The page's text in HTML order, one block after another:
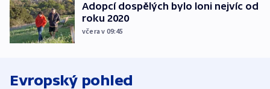
Adopcí dospělých bylo loni nejvíc od
roku 2020
včera v 09:45
Evropský pohled